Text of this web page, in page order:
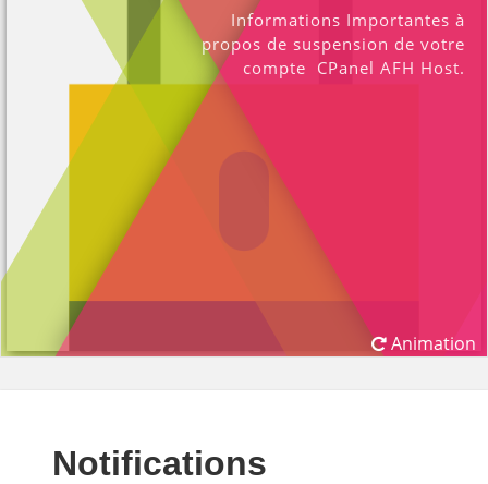
Informations Importantes à
propos de suspension de votre
compte CPanel AFH Host.
Animation
Notifications